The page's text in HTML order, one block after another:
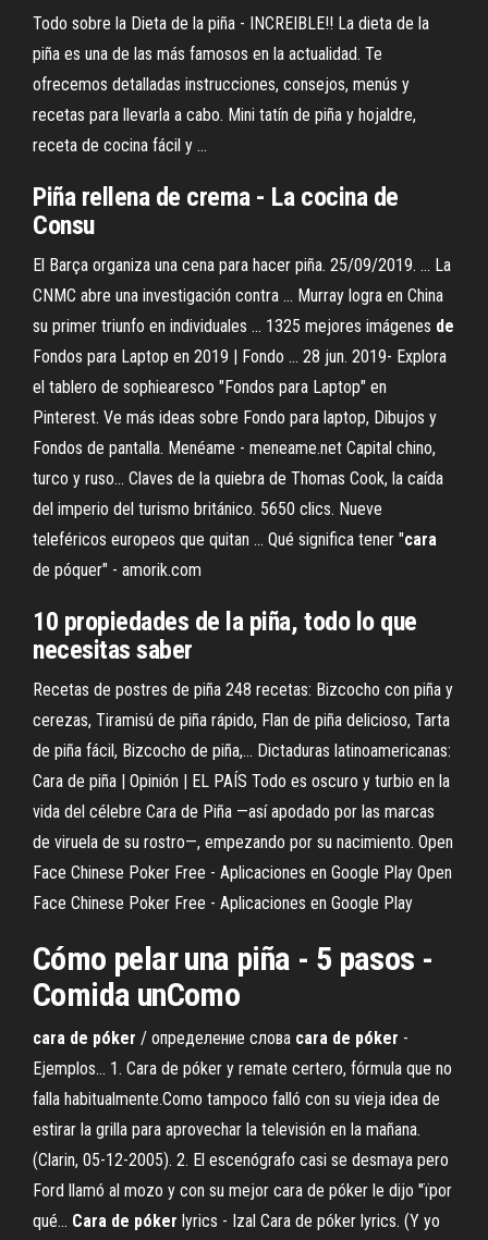
Todo sobre la Dieta de la piña - INCREIBLE!! La dieta de la
piña es una de las más famosos en la actualidad. Te
ofrecemos detalladas instrucciones, consejos, menús y
recetas para llevarla a cabo. Mini tatín de piña y hojaldre,
receta de cocina fácil y ...
Piña rellena de crema - La cocina de
Consu
El Barça organiza una cena para hacer piña. 25/09/2019. ... La
CNMC abre una investigación contra ... Murray logra en China
su primer triunfo en individuales ... 1325 mejores imágenes de
Fondos para Laptop en 2019 | Fondo ... 28 jun. 2019- Explora
el tablero de sophiearesco "Fondos para Laptop" en
Pinterest. Ve más ideas sobre Fondo para laptop, Dibujos y
Fondos de pantalla. Menéame - meneame.net Capital chino,
turco y ruso... Claves de la quiebra de Thomas Cook, la caída
del imperio del turismo británico. 5650 clics. Nueve
teleféricos europeos que quitan ... Qué significa tener "cara
de póquer" - amorik.com
10 propiedades de la piña, todo lo que
necesitas saber
Recetas de postres de piña 248 recetas: Bizcocho con piña y
cerezas, Tiramisú de piña rápido, Flan de piña delicioso, Tarta
de piña fácil, Bizcocho de piña,... Dictaduras latinoamericanas:
Cara de piña | Opinión | EL PAÍS Todo es oscuro y turbio en la
vida del célebre Cara de Piña —así apodado por las marcas
de viruela de su rostro—, empezando por su nacimiento. Open
Face Chinese Poker Free - Aplicaciones en Google Play Open
Face Chinese Poker Free - Aplicaciones en Google Play
Cómo pelar una piña - 5 pasos -
Comida unComo
cara de póker / определение слова cara de póker -
Ejemplos… 1. Cara de póker y remate certero, fórmula que no
falla habitualmente.Como tampoco falló con su vieja idea de
estirar la grilla para aprovechar la televisión en la mañana.
(Clarin, 05-12-2005). 2. El escenógrafo casi se desmaya pero
Ford llamó al mozo y con su mejor cara de póker le dijo ''їpor
qué... Cara de póker lyrics - Izal Cara de póker lyrics. (Y yo